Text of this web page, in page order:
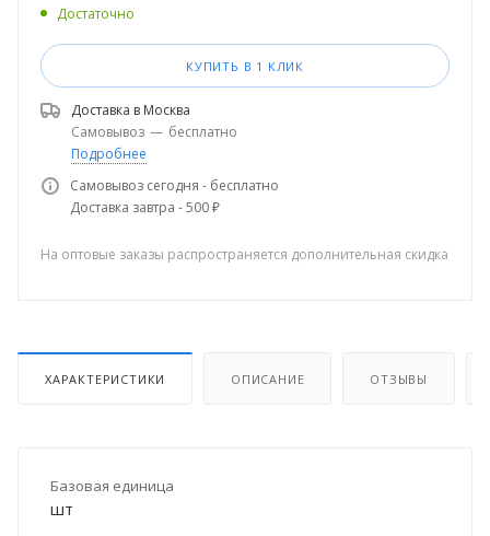
Достаточно
КУПИТЬ В 1 КЛИК
Доставка в Москва
Самовывоз — бесплатно
Подробнее
Самовывоз сегодня - бесплатно
Доставка завтра - 500 ₽
На оптовые заказы распространяется дополнительная скидка
ХАРАКТЕРИСТИКИ ОПИСАНИЕ ОТЗЫВЫ
Базовая единица
шт